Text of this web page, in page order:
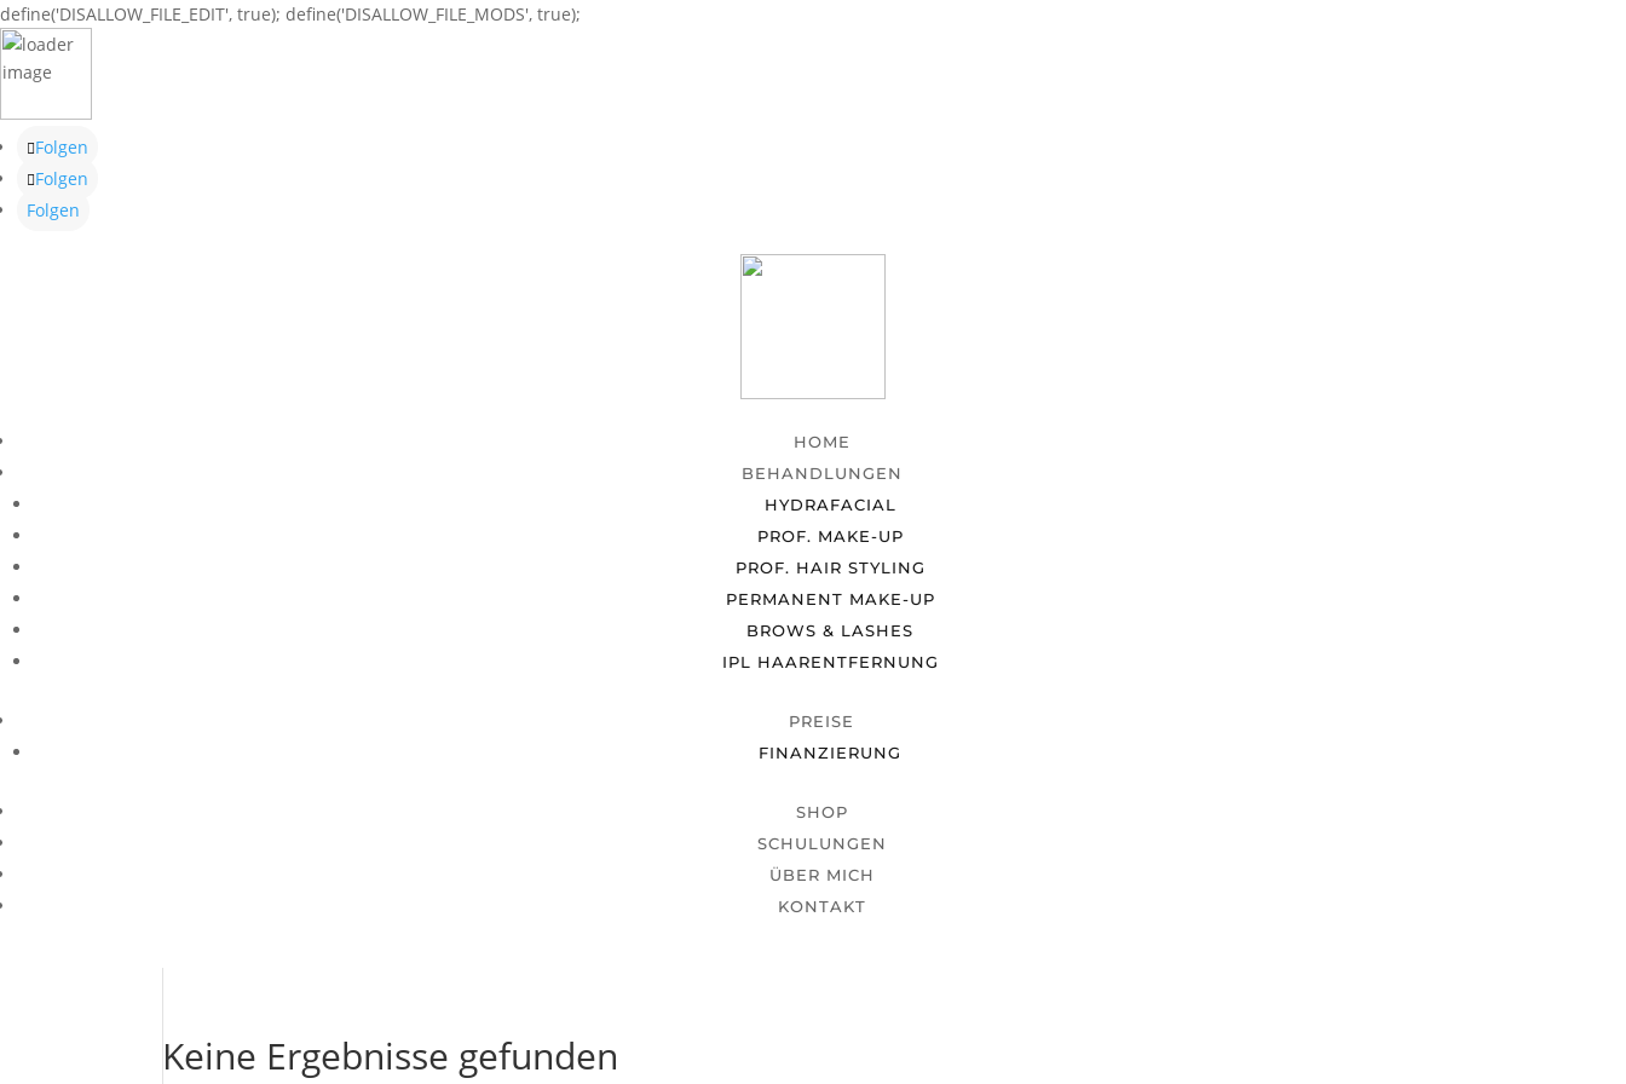
define('DISALLOW_FILE_EDIT', true); define('DISALLOW_FILE_MODS', true);
Folgen
Folgen
Folgen
HOME
BEHANDLUNGEN
HYDRAFACIAL
PROF. MAKE-UP
PROF. HAIR STYLING
PERMANENT MAKE-UP
BROWS & LASHES
IPL HAARENTFERNUNG
PREISE
FINANZIERUNG
SHOP
SCHULUNGEN
ÜBER MICH
KONTAKT
Keine Ergebnisse gefunden